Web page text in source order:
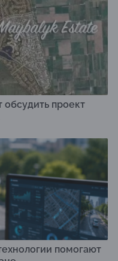
проект
помогают